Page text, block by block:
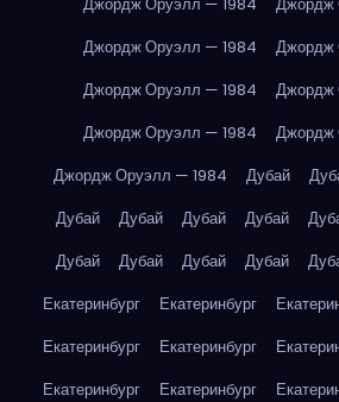
Джордж Оруэлл — 1984
Джордж
Джордж Оруэлл — 1984
Джордж
Джордж Оруэлл — 1984
Джордж
Джордж Оруэлл — 1984
Дубай
Дубай
Дубай Дубай Дубай
Дубай
Дубай Дубай Дубай
Екатеринбург
Екатеринбург
Екатеринбург
Екатеринбург
Екатеринбург
Екатеринбург